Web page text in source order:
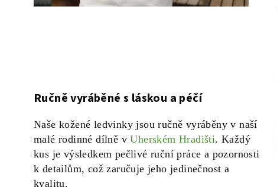
Ručně vyráběné s láskou a péčí
Naše kožené ledvinky jsou ručně vyráběny v naší
malé rodinné dílně vUherském Hradišti. Každý
kus je výsledkem pečlivé ruční práce a pozornosti
k detailům, což zaručuje jeho jedinečnost a
kvalitu.